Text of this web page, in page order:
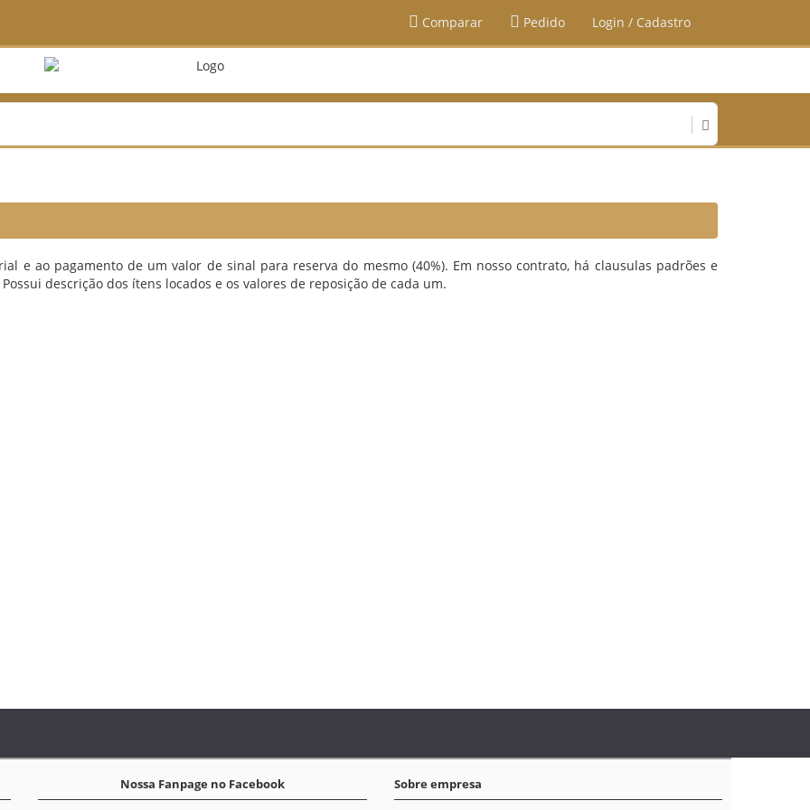
Comparar Pedido Login / Cadastro
e ao pagamento de um valor de sinal para reserva do mesmo (40%). Em nosso contrato, há clausulas padrões e
descrição dos ítens locados e os valores de reposição de cada um.
Nossa Fanpage no Facebook Sobre empresa